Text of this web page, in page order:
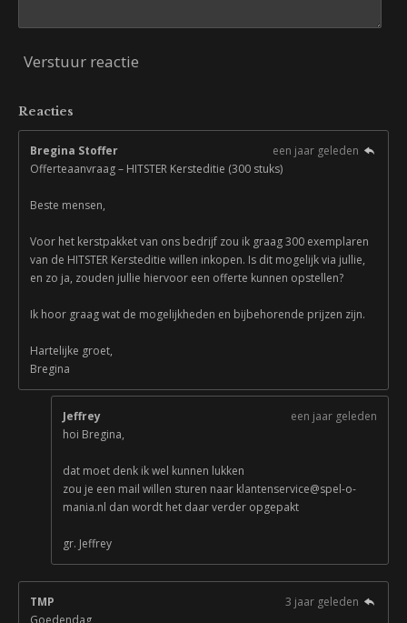
Verstuur reactie
Reacties
Bregina Stoffer
een jaar geleden
Offerteaanvraag – HITSTER Kersteditie (300 stuks)
Beste mensen,
Voor het kerstpakket van ons bedrijf zou ik graag 300 exemplaren
van de HITSTER Kersteditie willen inkopen. Is dit mogelijk via jullie,
en zo ja, zouden jullie hiervoor een offerte kunnen opstellen?
Ik hoor graag wat de mogelijkheden en bijbehorende prijzen zijn.
Hartelijke groet,
Bregina
Jeffrey
een jaar geleden
hoi Bregina,
dat moet denk ik wel kunnen lukken
zou je een mail willen sturen naar klantenservice@spel-o-
mania.nl dan wordt het daar verder opgepakt
gr. Jeffrey
TMP
3 jaar geleden